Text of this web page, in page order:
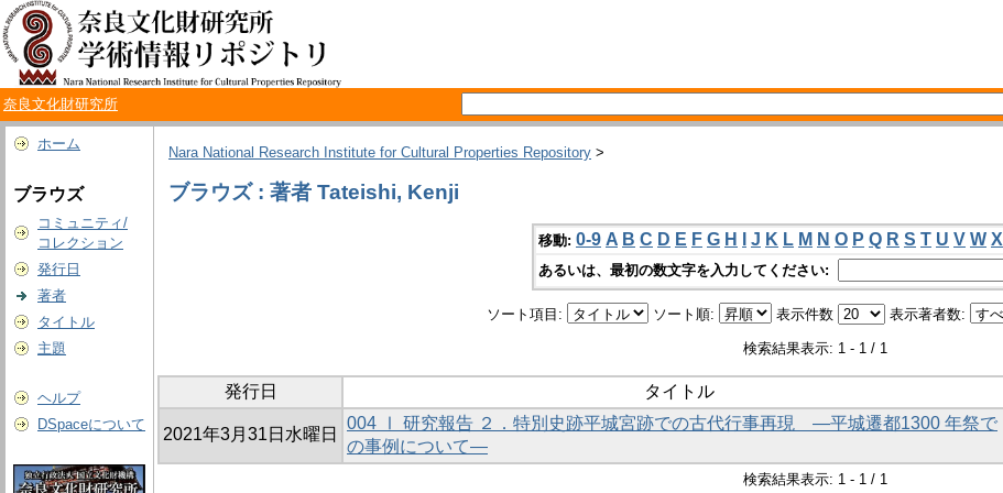
奈良文化財研究所
ホーム
ブラウズ
コミュニティ/
コレクション
発行日
著者
タイトル
主題
ヘルプ
DSpaceについて
Nara National Research Institute for Cultural Properties Repository >
ブラウズ : 著者 Tateishi, Kenji
移動: 0-9 A B C D E F G H J K L M N O P Q R S T U V W X
あるいは、最初の数文字を入力してください:
ソート項目: ソート順: 表示件数 表示著者数:
検索結果表示: 1 - 1 / 1
発行日 タイトル
2021年3月31日水曜日
004 Ⅰ 研究報告 ２．特別史跡平城宮跡での古代行事再現 ―平城遷都1300 年祭で
の事例について―
検索結果表示: 1 - 1 / 1